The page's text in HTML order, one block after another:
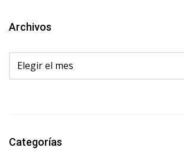
Archivos
Archivos
Categorías